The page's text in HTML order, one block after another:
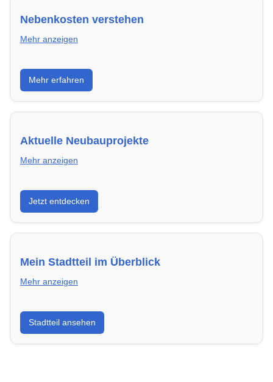
Nebenkosten verstehen
Mehr anzeigen
Erfahre, welche Nebenkosten rechtmäßig sind und
wie du deine monatliche Belastung optimieren
kannst.
Mehr erfahren
Aktuelle Neubauprojekte
Mehr anzeigen
Entdecke Neubauprojekte in Werl – modern,
energieeffizient und sofort bezugsfertig.
Jetzt entdecken
Mein Stadtteil im Überblick
Mehr anzeigen
Erfahre mehr über deinen Stadtteil in Werl:
Lebensqualität, Verkehrsanbindung, Schulen,
Freizeitmöglichkeiten und Mietpreise.
Stadtteil ansehen